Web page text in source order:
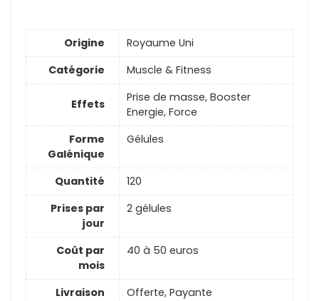
Origine
Royaume Uni
Catégorie
Muscle & Fitness
Effets
Prise de masse, Booster
Energie, Force
Forme
Galénique
Gélules
Quantité
120
Prises par
jour
2 gélules
Coût par
mois
40 à 50 euros
Livraison
Offerte, Payante